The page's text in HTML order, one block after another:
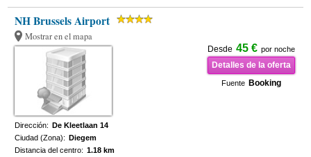
NH Brussels Airport
Mostrar en el mapa
Desde 45 € por noche
Detalles de la oferta
Fuente Booking
Dirección: De Kleetlaan 14
Ciudad (Zona): Diegem
Distancia del centro: 1.18 km